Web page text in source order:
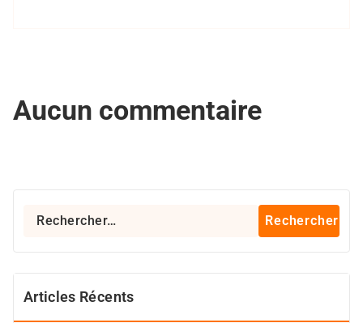
Aucun commentaire
Rechercher :
Articles Récents